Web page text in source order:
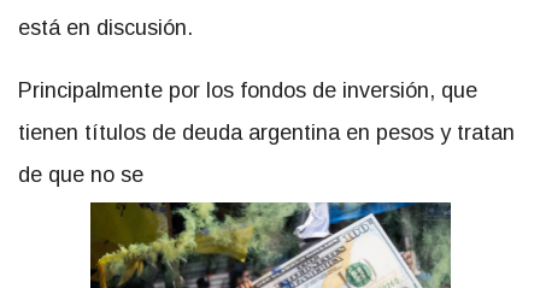
está en discusión.
Principalmente por los fondos de inversión, que
tienen títulos de deuda argentina en pesos y tratan
de que no se